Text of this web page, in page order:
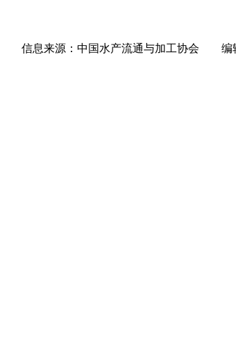
信息来源：中国水产流通与加工协会 编